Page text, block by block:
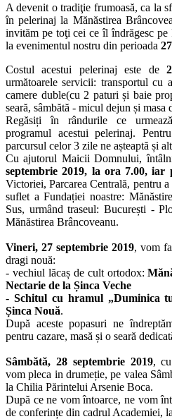
A devenit o tradiţie frumoasă, ca la
în pelerinaj la Mănăstirea
invităm pe toţi cei ce îl îndrăgesc pe
la evenimentul nostru din perioada
Costul acestui pelerinaj este de
următoarele servicii: transportul cu
camere duble(cu 2 paturi și baie
seară, sâmbătă - micul dejun și masa
Regăsiți în rândurile ce
programul acestui pelerinaj.
parcursul celor 3 zile ne așteaptă și
Cu ajutorul Maicii Domnului,
septembrie 2019, la ora 7.00, iar
Victoriei, Parcarea Centrală, pentru
suflet a Fundației noastre:
Sus, urmând traseul: București -
Mănăstirea Brâncoveanu.
Vineri, 27 septembrie 2019, vom
dragi nouă:
- vechiul lăcaș de cult ortodox:
Nectarie de la Șinca Veche
- Schitul cu hramul „Duminica
Șinca Nouă.
După aceste popasuri ne
pentru cazare, masă și o seară
Sâmbătă, 28 septembrie 2019,
vom pleca in drumeție, pe valea
la Chilia Părintelui Arsenie Boca.
După ce ne vom întoarce, ne vom
de conferințe din cadrul Academiei,